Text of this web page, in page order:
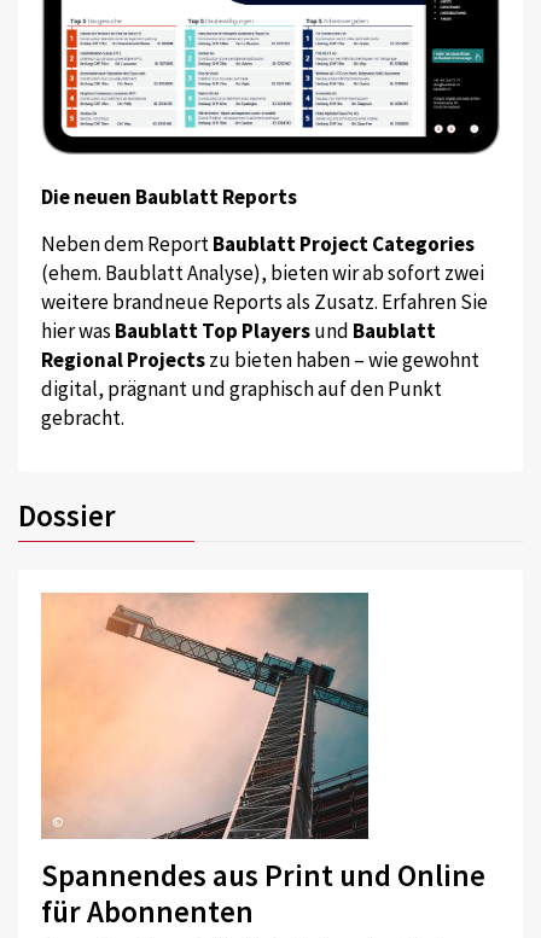
Die neuen Baublatt Reports
Neben dem ReportBaublatt Project Categories
(ehem. Baublatt Analyse), bieten wir ab sofort zwei
weitere brandneue Reports als Zusatz. Erfahren Sie
hier was Baublatt Top Playersund Baublatt
Regional Projectszu bieten haben – wie gewohnt
digital, prägnant und graphisch auf den Punkt
gebracht.
Dossier
©
Spannendes aus Print und Online
für Abonnenten